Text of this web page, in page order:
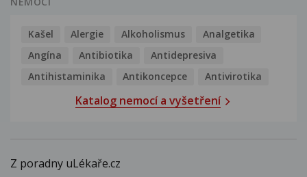
Kašel Alergie Alkoholismus
Analgetika
Angína
Antibiotika
Antidepresiva
Antihistaminika
Antikoncepce Antivirotika
Katalog nemocí a vyšetření
Z poradny uLékaře.cz